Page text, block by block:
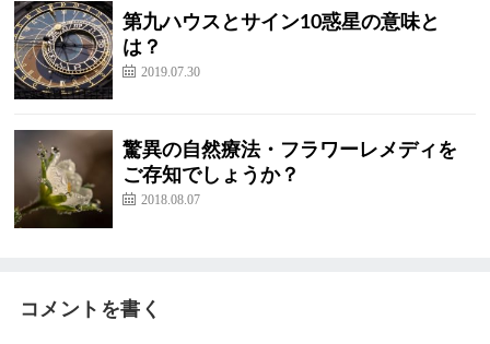
第九ハウスとサイン10惑星の意味と
は？
2019.07.30
驚異の自然療法・フラワーレメディを
ご存知でしょうか？
2018.08.07
コメントを書く